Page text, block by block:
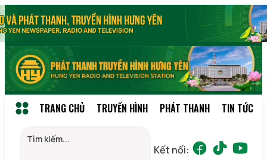
TRANG CHỦ TRUYỀN HÌNH PHÁT THANH TIN TỨC
Kết nối: